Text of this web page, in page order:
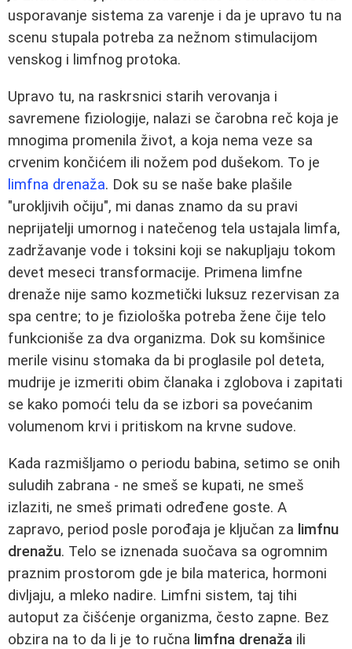
usporavanje sistema za varenje i da je upravo tu na
scenu stupala potreba za nežnom stimulacijom
venskog i limfnog protoka.
Upravo tu, na raskrsnici starih verovanja i
savremene fiziologije, nalazi se čarobna reč koja je
mnogima promenila život, a koja nema veze sa
crvenim končićem ili nožem pod dušekom. To je
limfna drenaža. Dok su se naše bake plašile
"urokljivih očiju", mi danas znamo da su pravi
neprijatelji umornog i natečenog tela ustajala limfa,
zadržavanje vode i toksini koji se nakupljaju tokom
devet meseci transformacije. Primena limfne
drenaže nije samo kozmetički luksuz rezervisan za
spa centre; to je fiziološka potreba žene čije telo
funkcioniše za dva organizma. Dok su komšinice
merile visinu stomaka da bi proglasile pol deteta,
mudrije je izmeriti obim članaka i zglobova i zapitati
se kako pomoći telu da se izbori sa povećanim
volumenom krvi i pritiskom na krvne sudove.
Kada razmišljamo o periodu babina, setimo se onih
suludih zabrana - ne smeš se kupati, ne smeš
izlaziti, ne smeš primati određene goste. A
zapravo, period posle porođaja je ključan za limfnu
drenažu. Telo se iznenada suočava sa ogromnim
praznim prostorom gde je bila materica, hormoni
divljaju, a mleko nadire. Limfni sistem, taj tihi
autoput za čišćenje organizma, često zapne. Bez
obzira na to da li je to ručna limfna drenaža ili